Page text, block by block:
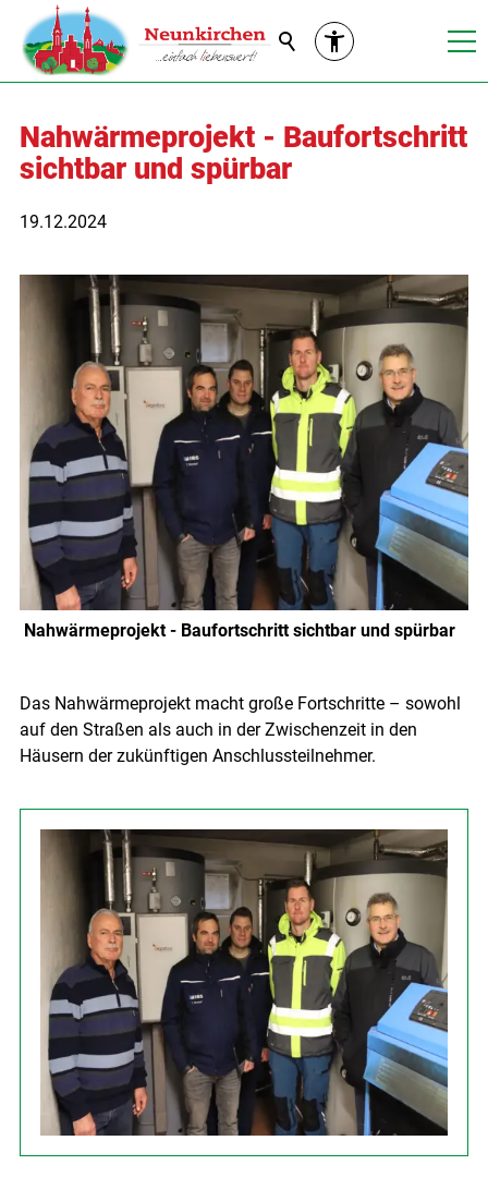
Suche
Nahwärmeprojekt - Baufortschritt
sichtbar und spürbar
19.12.2024
Nahwärmeprojekt - Baufortschritt sichtbar und spürbar
Das Nahwärmeprojekt macht große Fortschritte – sowohl
auf den Straßen als auch in der Zwischenzeit in den
Häusern der zukünftigen Anschlussteilnehmer.